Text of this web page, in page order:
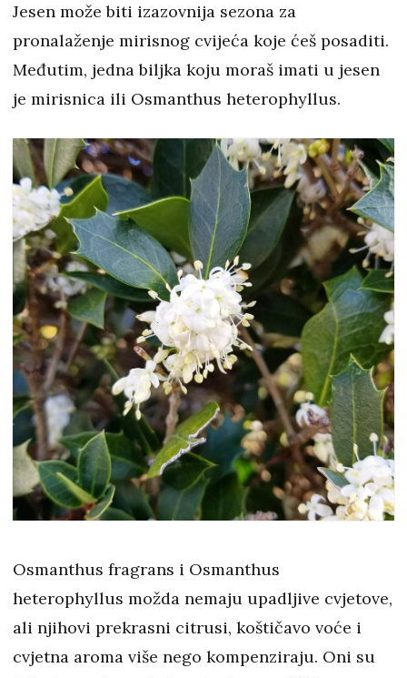
Jesen može biti izazovnija sezona za
pronalaženje mirisnog cvijeća koje ćeš posaditi.
Međutim, jedna biljka koju moraš imati u jesen
je mirisnica ili Osmanthus heterophyllus.
Osmanthus fragrans i Osmanthus
heterophyllus možda nemaju upadljive cvjetove,
ali njihovi prekrasni citrusi, koštičavo voće i
cvjetna aroma više nego kompenziraju. Oni su